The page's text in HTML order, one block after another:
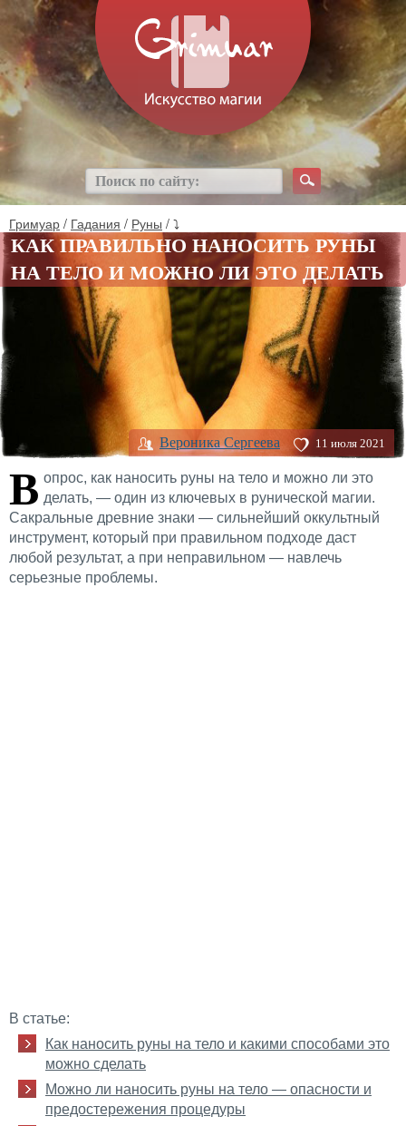
Гримуар / Гадания / Руны / ⤵
КАК ПРАВИЛЬНО НАНОСИТЬ РУНЫ
НА ТЕЛО И МОЖНО ЛИ ЭТО ДЕЛАТЬ
Вероника Сергеева 11 июля 2021
В опрос, как наносить руны на тело и можно ли это
делать, — один из ключевых в рунической магии.
Сакральные древние знаки — сильнейший оккультный
инструмент, который при правильном подходе даст
любой результат, а при неправильном — навлечь
серьезные проблемы.
В статье:
Как наносить руны на тело и какими способами это
можно сделать
Можно ли наносить руны на тело — опасности и
предостережения процедуры